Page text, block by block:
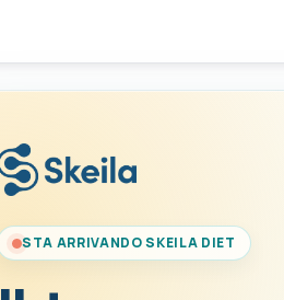
STA ARRIVANDO SKEILA DIET